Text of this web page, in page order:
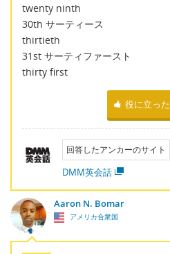
twenty ninth
30th サーティース
thirtieth
31st サーティファースト
thirty first
役に立った
回答したアンカーのサイト
DMM英会話
Aaron N. Bomar
アメリカ合衆国